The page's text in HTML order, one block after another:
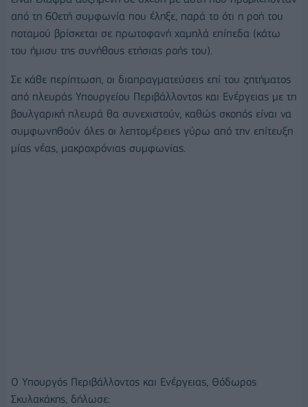
από τη 60ετή συμφωνία που έληξε, παρά το ότι η ροή του
ποταμού βρίσκεται σε πρωτοφανή χαμηλά επίπεδα (κάτω
του ήμισυ της συνήθους ετήσιας ροής του).
Σε κάθε περίπτωση, οι διαπραγματεύσεις επί του ζητήματος
από πλευράς Υπουργείου Περιβάλλοντος και Ενέργειας με τη
βουλγαρική πλευρά θα συνεχιστούν, καθώς σκοπός είναι να
συμφωνηθούν όλες οι λεπτομέρειες γύρω από την επίτευξη
μίας νέας, μακροχρόνιας συμφωνίας.
Ο Υπουργός Περιβάλλοντος και Ενέργειας, Θόδωρος
Σκυλακάκης, δήλωσε: